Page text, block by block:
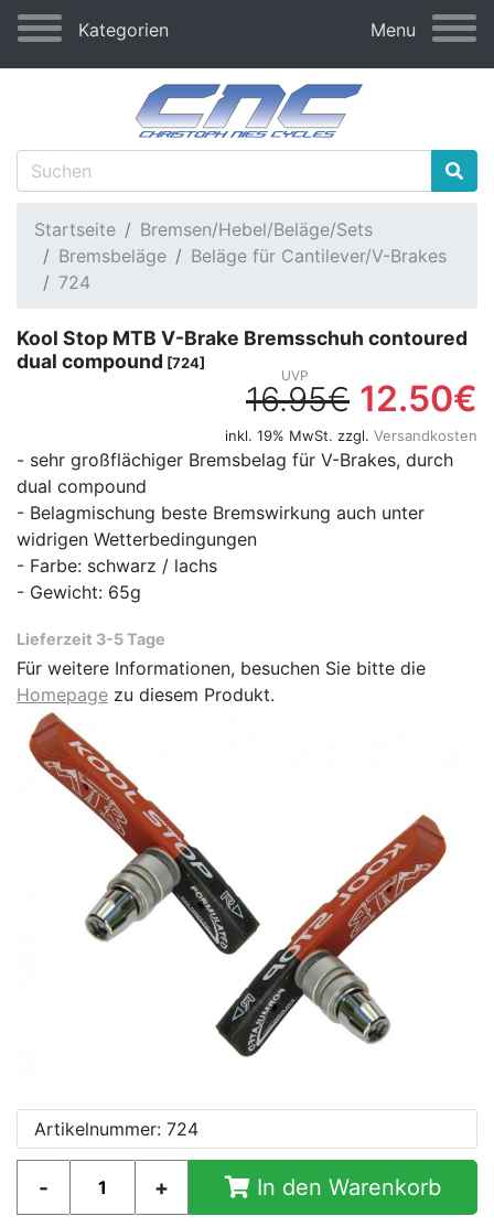
Kategorien Menu
Startseite
Bremsen/Hebel/Beläge/Sets
Bremsbeläge
Beläge für Cantilever/V-Brakes
724
Kool Stop MTB V-Brake Bremsschuh contoured
dual compound [724]
16.95€ 12.50€
inkl. 19% MwSt. zzgl. Versandkosten
- sehr großflächiger Bremsbelag für V-Brakes, durch
dual compound
- Belagmischung beste Bremswirkung auch unter
widrigen Wetterbedingungen
- Farbe: schwarz / lachs
- Gewicht: 65g
Lieferzeit 3-5 Tage
Für weitere Informationen, besuchen Sie bitte die
Homepage zu diesem Produkt.
Artikelnummer: 724
In den Warenkorb